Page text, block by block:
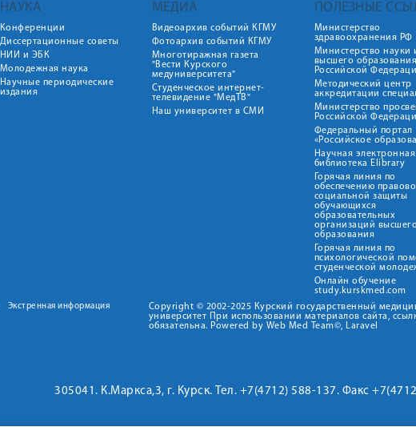
НАУКА
Конференции
Диссертационные советы
НИИ и ЭБК
Молодежная наука
Научные периодические
издания
МЕДИА
Видеоархив событий КГМУ
Фотоархив событий КГМУ
Многотиражная газета
"Вести Курского
медуниверситета"
Студенческое интернет-
телевидение "МедТВ"
Наш университет в СМИ
ПОЛЕЗНЫЕ
Министерство
здравоохранения РФ
Министерство науки
высшего образования
Российской
Методический центр
аккредитации
Министерство
Российской
Федеральный портал
«Российское
Научная электронная
библиотека Elibrary
Горячая линия по
обеспечению
социальной защиты
обучающихся
образовательных
организаций высшего
образования
Горячая линия по
психологической
студенческой
Онлайн обучение
study.kurskmed.com
Экстренная информация
Copyright © 2002-2025 Курский государственный
университет При использовании материалов сайта,
обязательна. Powered by Web Med Team©, Laravel
305041. К.Маркса,3, г. Курск. Тел. +7(4712) 588-137. Факс